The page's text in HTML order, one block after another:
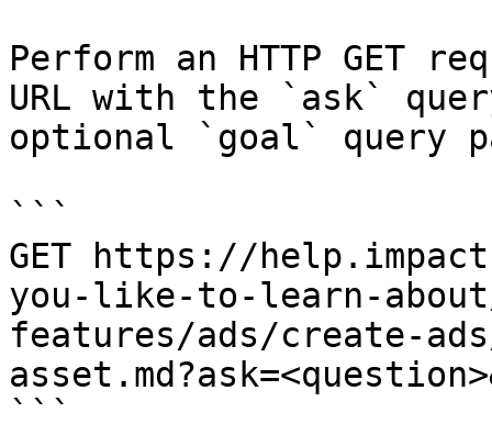
Perform an HTTP GET
URL with the `ask`
optional `goal` query
```
GET https://
you-like-to-learn-
features/ads/create-
```